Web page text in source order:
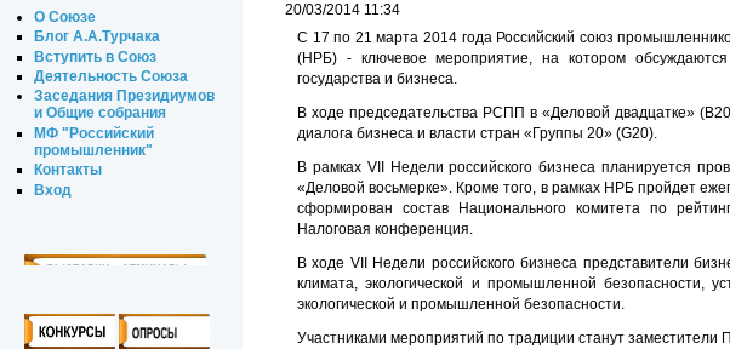
О Союзе
Блог А.А.Турчака
Вступить в Союз
Деятельность Союза
Заседания Президиумов
и Общие собрания
МФ "Российский
промышленник"
Контакты
Вход
20/03/2014 11:34
С 17 по 21 марта 2014 года Российский союз
(НРБ) - ключевое мероприятие, на котором
государства и бизнеса.
В ходе председательства РСПП в «Деловой двадцатке»
диалога бизнеса и власти стран «Группы 20» (G20).
В рамках VII Недели российского бизнеса планируется
«Деловой восьмерке». Кроме того, в рамках НРБ пройдет
сформирован состав Национального комитета по
Налоговая конференция.
В ходе VII Недели российского бизнеса представители
климата, экологической и промышленной безопасности,
экологической и промышленной безопасности.
Участниками мероприятий по традиции станут